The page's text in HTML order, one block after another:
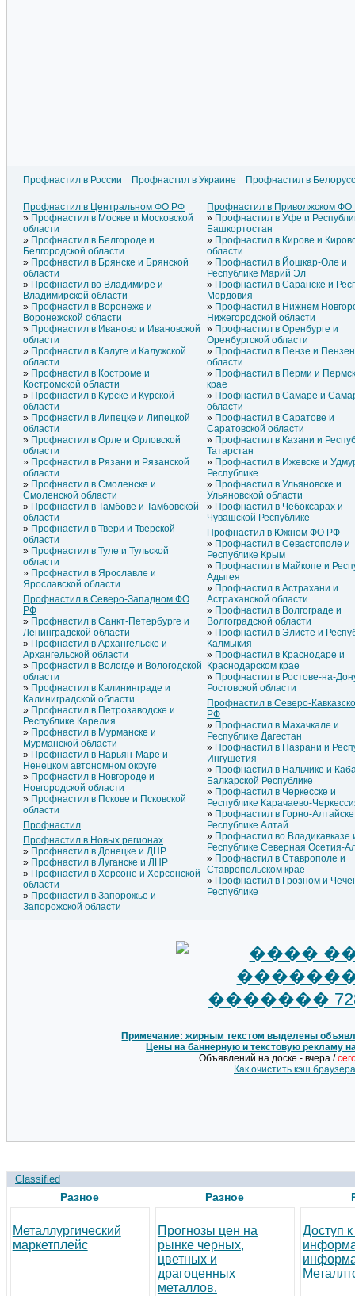
Профнастил в России Профнастил в Украине
Профнастил в
Профнастил в Латвии
Профнастил в Эстонии
Профнастил в Молдавии
Профнастил в Армении
Профнастил в Греции
Профнастил в Грузии
Профнастил в Центральном ФО РФ
Профнастил в Москве и Московской
области
Профнастил в Белгороде и
Белгородской области
Профнастил в Брянске и Брянской
области
Профнастил во Владимире и
Владимирской области
Профнастил в Воронеже и
Воронежской области
Профнастил в Иваново и Ивановской
области
Профнастил в Калуге и Калужской
области
Профнастил в Костроме и
Костромской области
Профнастил в Курске и Курской
области
Профнастил в Липецке и Липецкой
области
Профнастил в Орле и Орловской
области
Профнастил в Рязани и Рязанской
области
Профнастил в Смоленске и
Смоленской области
Профнастил в Тамбове и Тамбовской
области
Профнастил в Твери и Тверской
области
Профнастил в Туле и Тульской
области
Профнастил в Ярославле и
Ярославской области
Профнастил в Северо-Западном ФО
РФ
Профнастил в Санкт-Петербурге и
Ленинградской области
Профнастил в Архангельске и
Архангельской области
Профнастил в Вологде и Вологодской
области
Профнастил в Калининграде и
Калиниградской области
Профнастил в Петрозаводске и
Республике Карелия
Профнастил в Мурманске и
Мурманской области
Профнастил в Нарьян-Маре и
Ненецком автономном округе
Профнастил в Новгороде и
Новгородской области
Профнастил в Пскове и Псковской
области
Профнастил
Профнастил в Новых регионах
Профнастил в Донецке и ДНР
Профнастил в Луганске и ЛНР
Профнастил в Херсоне и Херсонской
области
Профнастил в Запорожье и
Запорожской области
Профнастил в Приволжском
Профнастил в Уфе и
Башкортостан
Профнастил в Кирове и
области
Профнастил в Йошкар-Оле и
Республике Марий Эл
Профнастил в Саранске и
Мордовия
Профнастил в Нижнем
Нижегородской области
Профнастил в Оренбурге и
Оренбургской области
Профнастил в Пензе и
области
Профнастил в Перми и
крае
Профнастил в Самаре и
области
Профнастил в Саратове и
Саратовской области
Профнастил в Казани и
Татарстан
Профнастил в Ижевске и
Республике
Профнастил в Ульяновске и
Ульяновской области
Профнастил в Чебоксарах и
Чувашской Республике
Профнастил в Южном ФО РФ
Профнастил в Севастополе и
Республике Крым
Профнастил в Майкопе и
Адыгея
Профнастил в Астрахани и
Астраханской области
Профнастил в Волгограде и
Волгоградской области
Профнастил в Элисте и
Калмыкия
Профнастил в Краснодаре и
Краснодарском крае
Профнастил в Ростове-на-
Ростовской области
Профнастил в Северо-
РФ
Профнастил в Махачкале и
Республике Дагестан
Профнастил в Назрани и
Ингушетия
Профнастил в Нальчике и
Балкарской Республике
Профнастил в Черкесске и
Республике Карачаево-
Профнастил в Горно-
Республике Алтай
Профнастил во Владикавказе
Республике Северная Осетия-
Профнастил в Ставрополе и
Ставропольском крае
Профнастил в Грозном и
Республике
Примечание: жирным текстом выделены
Цены на баннерную и текстовую рекламу
Объявлений на доске - вчера /
Как очистить кэш
Classified
Разное
Металлургический
маркетплейс
Разное
Прогнозы цен на
рынке черных,
цветных и
драгоценных
металлов.
Доступ